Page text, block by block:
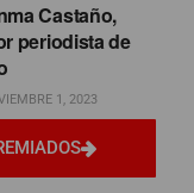
Castaño,
periodista de
1, 2023